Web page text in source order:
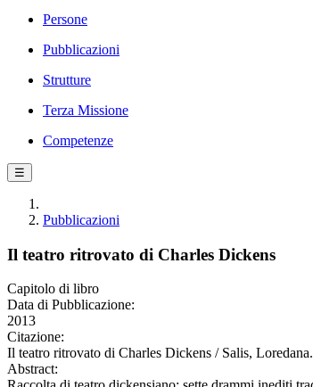
Persone
Pubblicazioni
Strutture
Terza Missione
Competenze
☰
Pubblicazioni
Il teatro ritrovato di Charles Dickens
Capitolo di libro
Data di Pubblicazione:
2013
Citazione:
Il teatro ritrovato di Charles Dickens / Salis,
Abstract: